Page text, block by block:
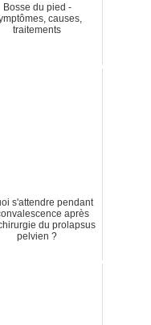
Bosse du pied -
causes,
traitements
s'attendre pendant
après
du prolapsus
pelvien ?